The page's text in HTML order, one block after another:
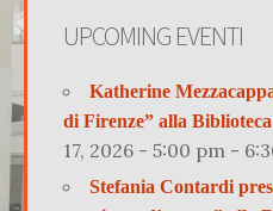
UPCOMING EVENTI
Katherine
di Firenze” alla
17, 2026 - 5:00 pm -
Stefania Contardi